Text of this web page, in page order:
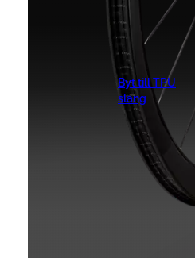
Byt till TPU
slang